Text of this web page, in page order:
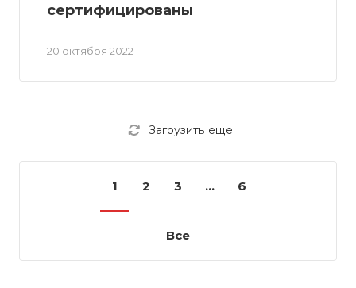
20 октября 2022
сертифицированы
Загрузить еще
1 2 3 ... 6
Все